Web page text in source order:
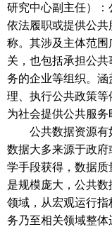
研究中心副主任）
依法履职或提供公
称。其涉及主体范
关，也包括承担公
务的企业等组织。
理、执行公共政策
为社会提供公共服务
公共数据资源有
数据大多来源于政
学手段获得，数据
是规模庞大，公共
领域，从宏观运行
务乃至相关领域整